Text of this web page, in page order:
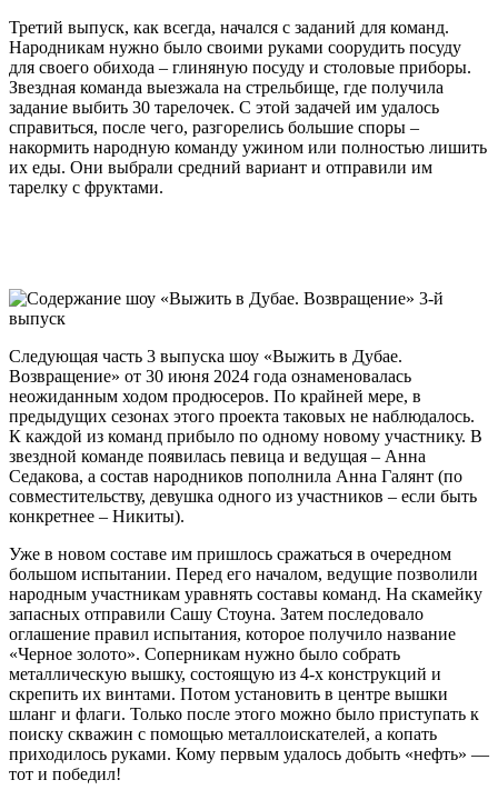
Третий выпуск, как всегда, начался с заданий для команд.
Народникам нужно было своими руками соорудить посуду
для своего обихода – глиняную посуду и столовые приборы.
Звездная команда выезжала на стрельбище, где получила
задание выбить 30 тарелочек. С этой задачей им удалось
справиться, после чего, разгорелись большие споры –
накормить народную команду ужином или полностью лишить
их еды. Они выбрали средний вариант и отправили им
тарелку с фруктами.
Следующая часть 3 выпуска шоу «Выжить в Дубае.
Возвращение» от 30 июня 2024 года ознаменовалась
неожиданным ходом продюсеров. По крайней мере, в
предыдущих сезонах этого проекта таковых не наблюдалось.
К каждой из команд прибыло по одному новому участнику. В
звездной команде появилась певица и ведущая – Анна
Седакова, а состав народников пополнила Анна Галянт (по
совместительству, девушка одного из участников – если быть
конкретнее – Никиты).
Уже в новом составе им пришлось сражаться в очередном
большом испытании. Перед его началом, ведущие позволили
народным участникам уравнять составы команд. На скамейку
запасных отправили Сашу Стоуна. Затем последовало
оглашение правил испытания, которое получило название
«Черное золото». Соперникам нужно было собрать
металлическую вышку, состоящую из 4-х конструкций и
скрепить их винтами. Потом установить в центре вышки
шланг и флаги. Только после этого можно было приступать к
поиску скважин с помощью металлоискателей, а копать
приходилось руками. Кому первым удалось добыть «нефть» —
тот и победил!